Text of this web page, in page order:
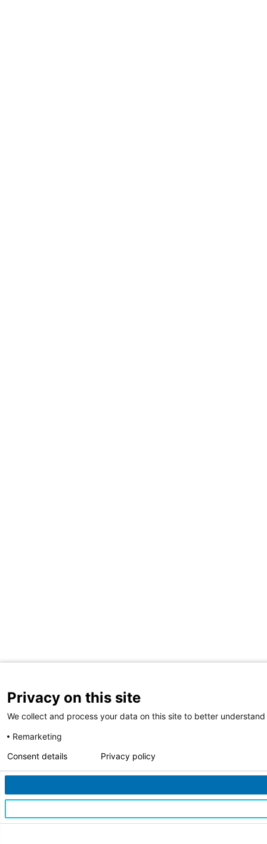
Privacy on this site
We collect and process your data on this site to better
Remarketing
Consent details
Privacy policy